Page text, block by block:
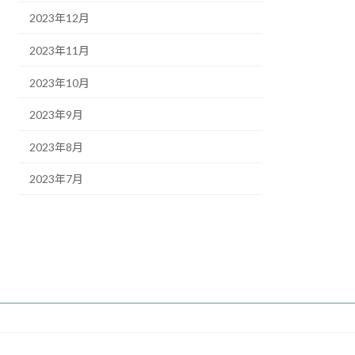
2023年12月
2023年11月
2023年10月
2023年9月
2023年8月
2023年7月